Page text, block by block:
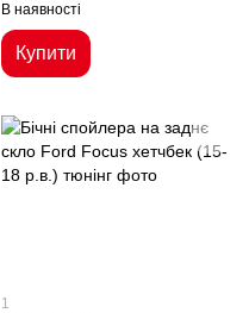
В наявності
Купити
1